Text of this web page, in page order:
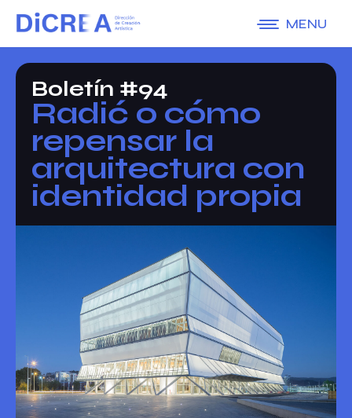
MENU
Boletín #94
Radić o cómo
repensar la
arquitectura con
identidad propia